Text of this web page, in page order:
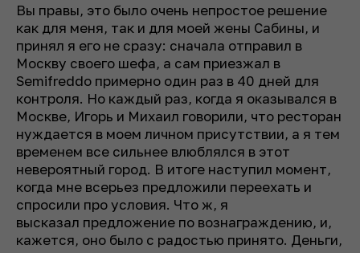
Вы правы, это было очень непростое решение
как для меня, так и для моей жены Сабины, и
принял я его не сразу: сначала отправил в
Москву своего шефа, а сам приезжал в
Semifreddo примерно один раз в 40 дней для
контроля. Но каждый раз, когда я оказывался в
Москве, Игорь и Михаил говорили, что ресторан
нуждается в моем личном присутствии, а я тем
временем все сильнее влюблялся в этот
невероятный город. В итоге наступил момент,
когда мне всерьез предложили переехать и
спросили про условия. Что ж, я
высказал предложение по вознаграждению, и,
кажется, оно было с радостью принято. Деньги,